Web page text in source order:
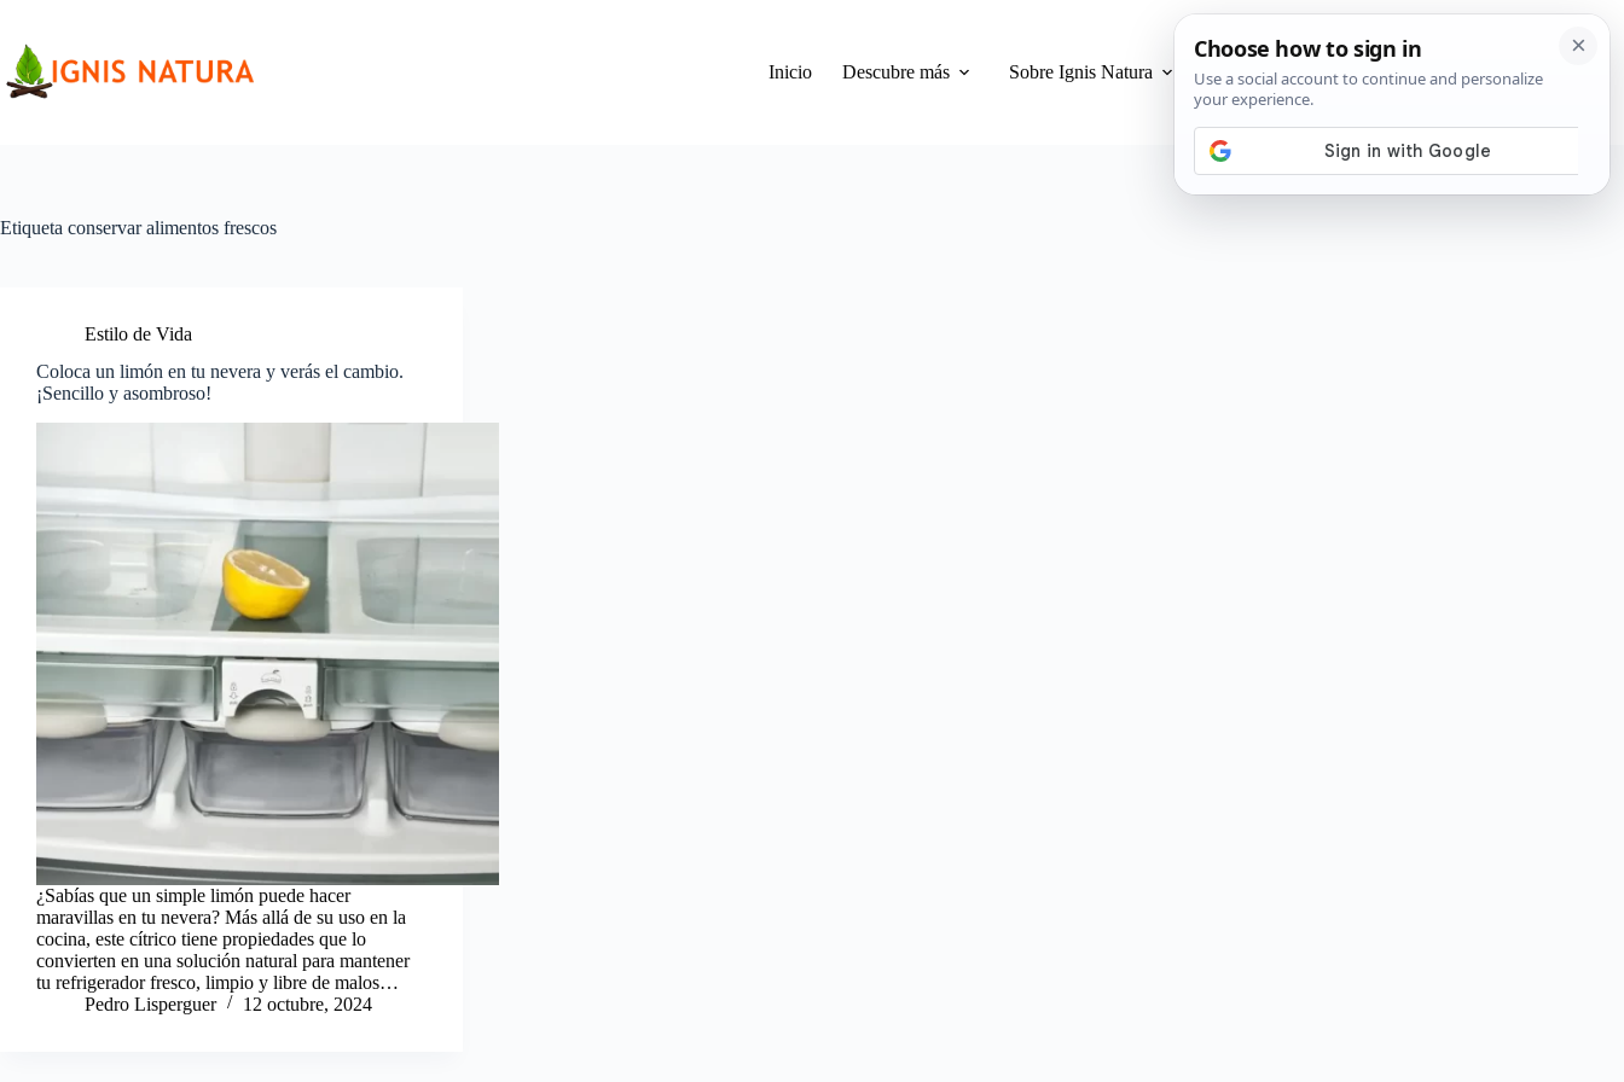
contenido
Inicio
Descubre más Sobre Ignis Natura Privacidad y Cookies
Etiqueta conservar alimentos frescos
Estilo de Vida
Coloca un limón en tu nevera y verás el cambio.
¡Sencillo y asombroso!
¿Sabías que un simple limón puede hacer
maravillas en tu nevera? Más allá de su uso en la
cocina, este cítrico tiene propiedades que lo
convierten en una solución natural para mantener
tu refrigerador fresco, limpio y libre de malos…
Pedro Lisperguer
12 octubre, 2024